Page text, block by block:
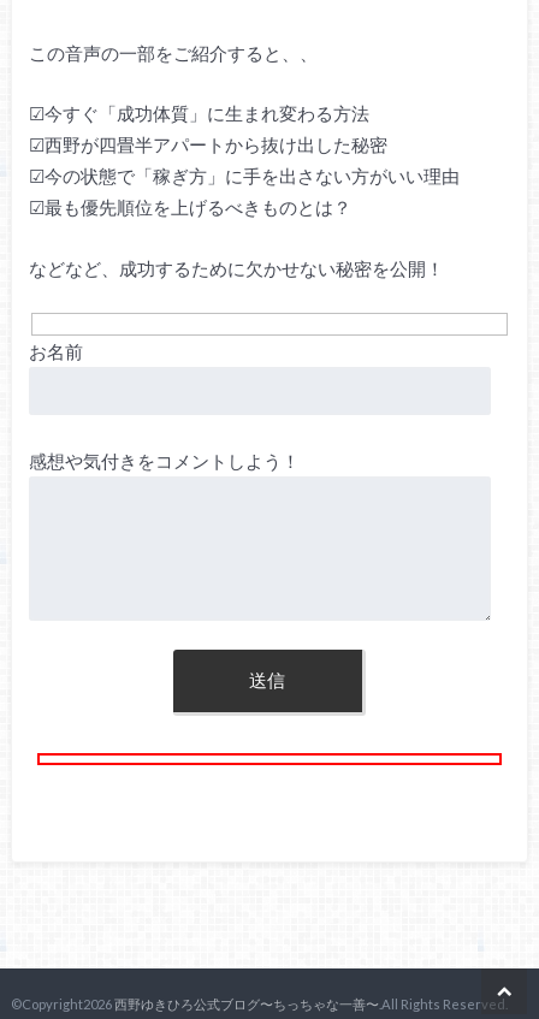
この音声の一部をご紹介すると、、
☑今すぐ「成功体質」に生まれ変わる方法
☑西野が四畳半アパートから抜け出した秘密
☑今の状態で「稼ぎ方」に手を出さない方がいい理由
☑最も優先順位を上げるべきものとは？
などなど、成功するために欠かせない秘密を公開！
お名前
感想や気付きをコメントしよう！
©Copyright2026西野ゆきひろ公式ブログ〜ちっちゃな一善〜 .All Rights Reserved.